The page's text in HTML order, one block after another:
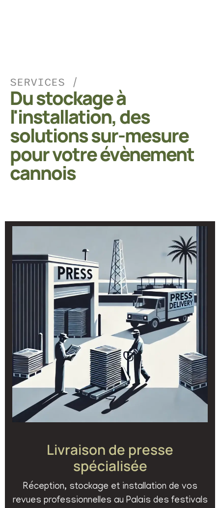
SERVICES /
Du stockage à
l'installation, des
solutions sur-mesure
pour votre évènement
cannois
Livraison de presse
spécialisée
Réception, stockage et installation de vos
revues professionnelles au Palais des festivals